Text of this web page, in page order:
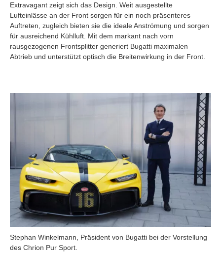
Extravagant zeigt sich das Design. Weit ausgestellte
Lufteinlässe an der Front sorgen für ein noch präsenteres
Auftreten, zugleich bieten sie die ideale Anströmung und sorgen
für ausreichend Kühlluft. Mit dem markant nach vorn
rausgezogenen Frontsplitter generiert Bugatti maximalen
Abtrieb und unterstützt optisch die Breitenwirkung in der Front.
Stephan Winkelmann, Präsident von Bugatti bei der Vorstellung
des Chrion Pur Sport.